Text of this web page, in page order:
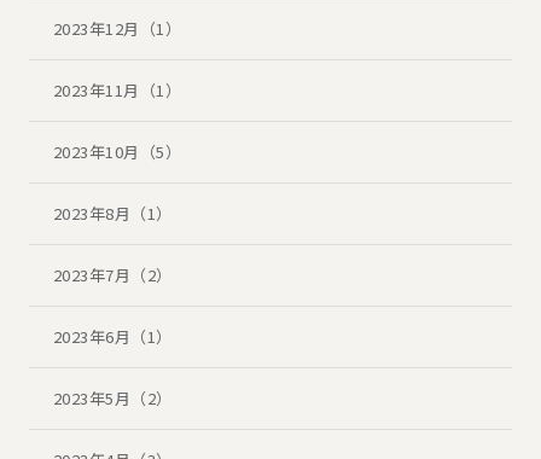
2023年12月（1）
2023年11月（1）
2023年10月（5）
2023年8月（1）
2023年7月（2）
2023年6月（1）
2023年5月（2）